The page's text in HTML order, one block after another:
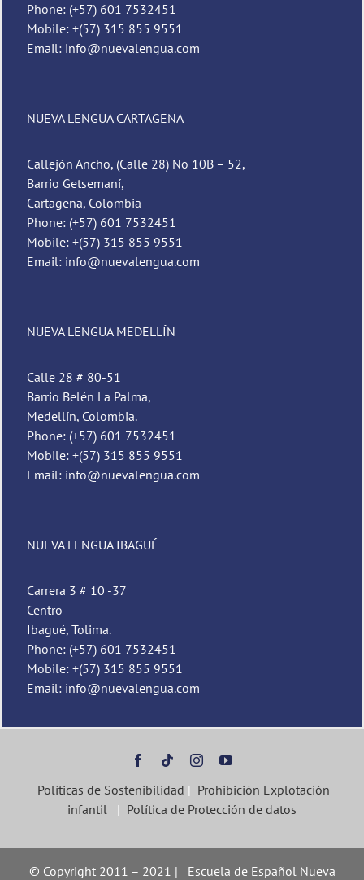
Phone: (+57) 601 7532451
Mobile: +(57) 315 855 9551
Email: info@nuevalengua.com
NUEVA LENGUA CARTAGENA
Callejón Ancho, (Calle 28) No 10B – 52,
Barrio Getsemaní,
Cartagena, Colombia
Phone: (+57) 601 7532451
Mobile: +(57) 315 855 9551
Email: info@nuevalengua.com
NUEVA LENGUA MEDELLÍN
Calle 28 # 80-51
Barrio Belén La Palma,
Medellín, Colombia.
Phone: (+57) 601 7532451
Mobile: +(57) 315 855 9551
Email: info@nuevalengua.com
NUEVA LENGUA IBAGUÉ
Carrera 3 # 10 -37
Centro
Ibagué, Tolima.
Phone: (+57) 601 7532451
Mobile: +(57) 315 855 9551
Email: info@nuevalengua.com
Políticas de Sostenibilidad | Prohibición Explotación
infantil | Política de Protección de datos
© Copyright 2011 – 2021 | Escuela de Español Nueva